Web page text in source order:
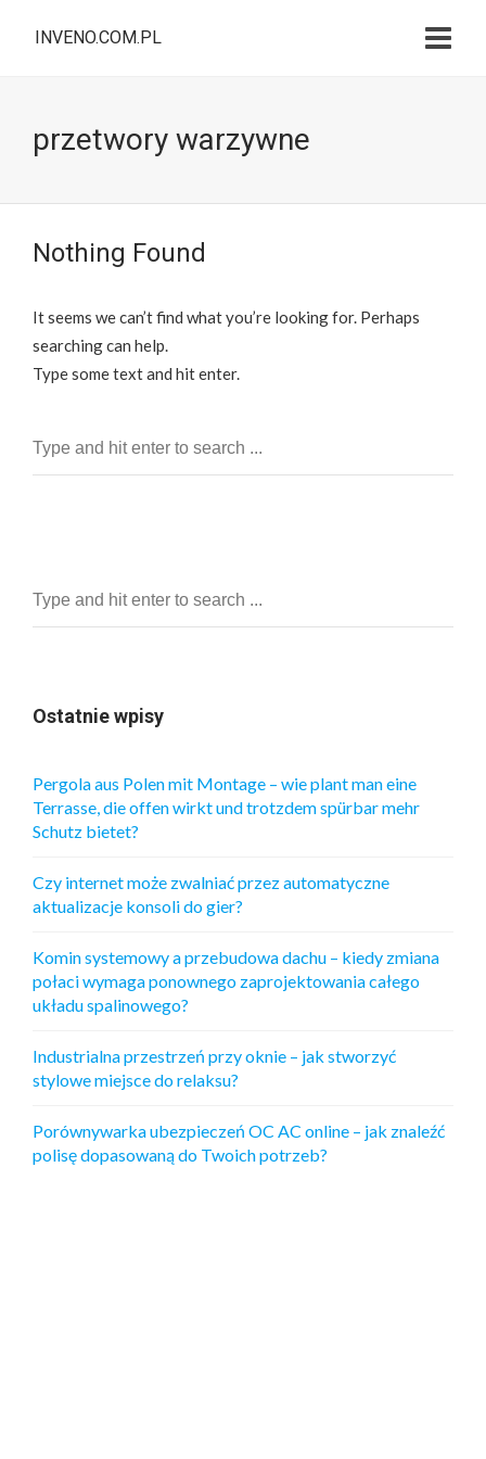
INVENO.COM.PL
przetwory warzywne
Nothing Found
It seems we can’t find what you’re looking for. Perhaps
searching can help.
Type some text and hit enter.
Ostatnie wpisy
Pergola aus Polen mit Montage – wie plant man eine
Terrasse, die offen wirkt und trotzdem spürbar mehr
Schutz bietet?
Czy internet może zwalniać przez automatyczne
aktualizacje konsoli do gier?
Komin systemowy a przebudowa dachu – kiedy zmiana
połaci wymaga ponownego zaprojektowania całego
układu spalinowego?
Industrialna przestrzeń przy oknie – jak stworzyć
stylowe miejsce do relaksu?
Porównywarka ubezpieczeń OC AC online – jak znaleźć
polisę dopasowaną do Twoich potrzeb?